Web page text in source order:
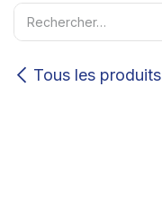
Tous les produits